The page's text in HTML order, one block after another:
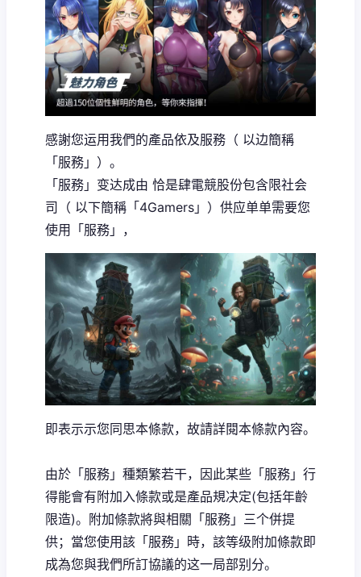
感謝您运用我們的產品依及服務（ 以边簡稱
「服務」）。
「服務」变达成由 恰是肆電競股份包含限社会
司（ 以下簡稱「4Gamers」）供应单单需要您
使用「服務」，
即表示示您同思本條款，故請詳閱本條款內容。
由於「服務」種類繁若干，因此某些「服務」行
得能會有附加入條款或是產品規决定(包括年齡
限造)。附加條款將與相關「服務」三个併提
供；當您使用該「服務」時，該等级附加條款即
成為您與我們所訂協議的这一局部别分。